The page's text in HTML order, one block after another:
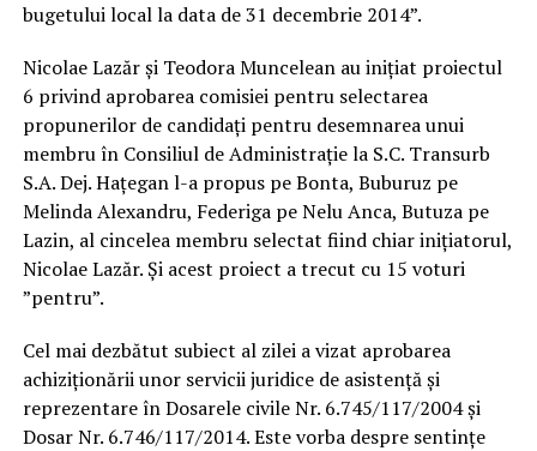
bugetului local la data de 31 decembrie 2014”.
Nicolae Lazăr și Teodora Muncelean au inițiat proiectul
6 privind aprobarea comisiei pentru selectarea
propunerilor de candidați pentru desemnarea unui
membru în Consiliul de Administrație la S.C. Transurb
S.A. Dej. Hațegan l-a propus pe Bonta, Buburuz pe
Melinda Alexandru, Federiga pe Nelu Anca, Butuza pe
Lazin, al cincelea membru selectat fiind chiar inițiatorul,
Nicolae Lazăr. Și acest proiect a trecut cu 15 voturi
”pentru”.
Cel mai dezbătut subiect al zilei a vizat aprobarea
achiziționării unor servicii juridice de asistență și
reprezentare în Dosarele civile Nr. 6.745/117/2004 și
Dosar Nr. 6.746/117/2014. Este vorba despre sentințe